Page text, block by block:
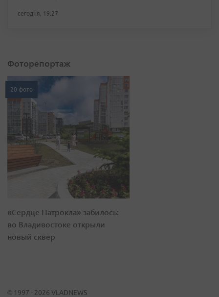
сегодня, 19:27
Фоторепортаж
20 фото
«Сердце Патрокла» забилось:
во Владивостоке открыли
новый сквер
© 1997 - 2026 VLADNEWS